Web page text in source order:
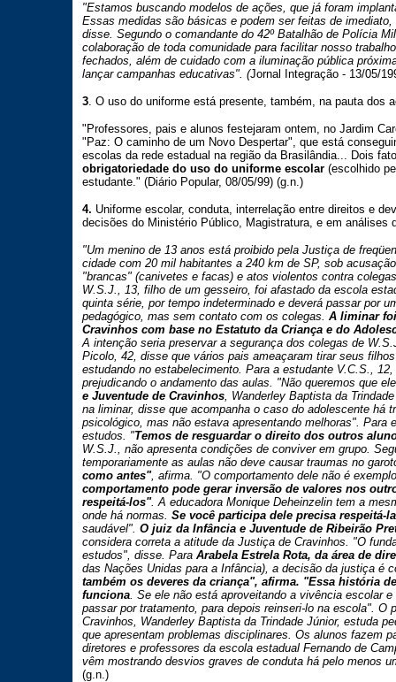
"Estamos buscando modelos de ações, que já foram
Essas medidas são básicas e podem ser feitas de
disse. Segundo o comandante do 42º Batalhão de Polícia
colaboração de toda comunidade para facilitar nosso
fechados, além de cuidado com a iluminação pública
lançar campanhas educativas". (Jornal Integração - 13/05/
3. O uso do uniforme está presente, também, na pauta dos
"Professores, pais e alunos festejaram ontem, no Jardim
"Paz: O caminho de um Novo Despertar", que está
escolas da rede estadual na região da Brasilândia... Dois
obrigatoriedade do uso do uniforme escolar(escolhido
estudante." (Diário Popular, 08/05/99) (g.n.)
4. Uniforme escolar, conduta, interrelação entre direitos e
decisões do Ministério Público, Magistratura, e em análises
"Um menino de 13 anos está proibido pela Justiça de
cidade com 20 mil habitantes a 240 km de SP, sob
"brancas" (canivetes e facas) e atos violentos contra
W.S.J., 13, filho de um gesseiro, foi afastado da escola
quinta série, por tempo indeterminado e deverá passar por
pedagógico, mas sem contato com os colegas. A liminar
Cravinhos com base no Estatuto da Criança e do
A intenção seria preservar a segurança dos colegas de
Picolo, 42, disse que vários pais ameaçaram tirar seus
estudando no estabelecimento. Para a estudante V.C.S.,
prejudicando o andamento das aulas. "Não queremos que
e Juventude de Cravinhos, Wanderley Baptista da
na liminar, disse que acompanha o caso do adolescente há
psicológico, mas não estava apresentando melhoras". Para
estudos. "Temos de resguardar o direito dos outros
W.S.J., não apresenta condições de conviver em grupo.
temporariamente as aulas não deve causar traumas no
como antes", afirma. "O comportamento dele não é
comportamento pode gerar inversão de valores nos
respeitá-los". A educadora Monique Deheinzelin tem a
onde há normas. Se você participa dele precisa respeitá-
saudável". O juiz da Infância e Juventude de Ribeirão
considera correta a atitude da Justiça de Cravinhos. "O
estudos", disse. Para Arabela Estrela Rota, da área de
das Nações Unidas para a Infância), a decisão da justiça é
também os deveres da criança", afirma. "Essa história
funciona. Se ele não está aproveitando a vivência escolar
passar por tratamento, para depois reinseri-lo na escola". O
Cravinhos, Wanderley Baptista da Trindade Júnior, estuda
que apresentam problemas disciplinares. Os alunos fazem
diretores e professores da escola estadual Fernando de
vêm mostrando desvios graves de conduta há pelo menos
(g.n.)